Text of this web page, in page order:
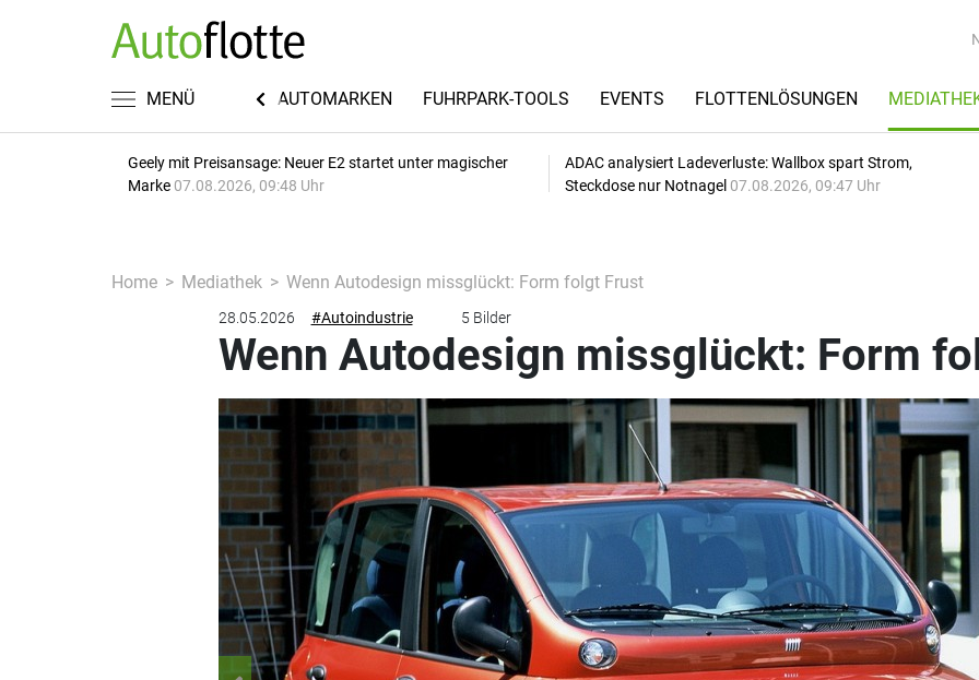
MENÜ
RECHT & STEUERN AUTOMARKEN FUHRPARK-TOOLS EVENTS FLOTTENLÖSUNGEN
Geely mit Preisansage: Neuer E2 startet unter magischer
Marke 07.08.2026, 09:48 Uhr
ADAC analysiert Ladeverluste: Wallbox spart Strom,
Steckdose nur Notnagel 07.08.2026, 09:47 Uhr
Home Mediathek Wenn Autodesign missglückt: Form folgt Frust
28.05.2026 #Autoindustrie 5 Bilder
Wenn Autodesign missglückt: Form